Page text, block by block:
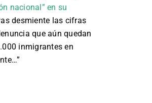
nacional” en su
desmiente las cifras
que aún quedan
inmigrantes en
”